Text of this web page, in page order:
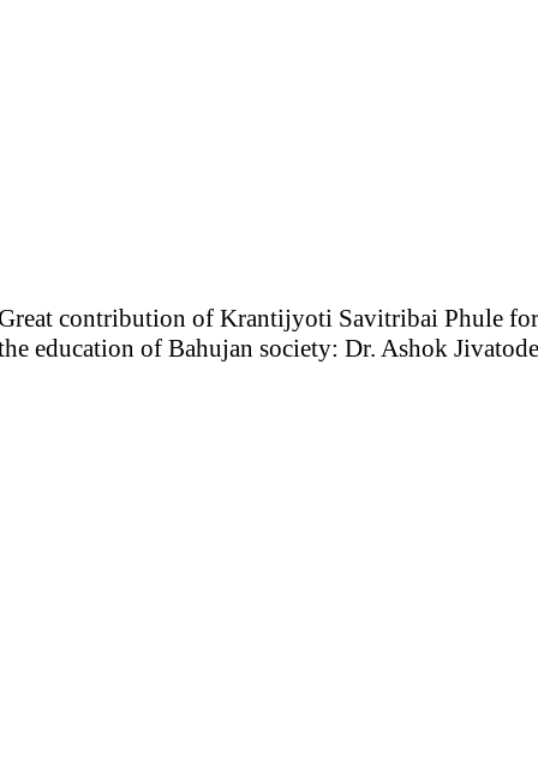
contribution of Krantijyoti Savitribai Phule for
education of Bahujan society: Dr. Ashok Jivatode